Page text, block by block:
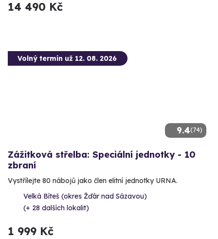
14 490 Kč
9.4(74)
Volný termín už 12. 08. 2026
Zážitková střelba: Speciální jednotky - 10
zbraní
Vystřílejte 80 nábojů jako člen elitní jednotky URNA.
Velká Bíteš (okres Žďár nad Sázavou)
(+ 28 dalších lokalit)
1 999 Kč